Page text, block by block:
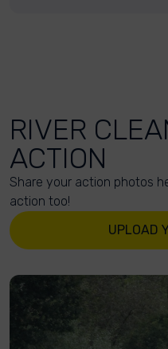
RIVER
ACTION
Share your action photos
action too!
UPLOAD